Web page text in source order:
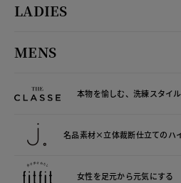
LADIES
MENS
本物を愉しむ、洗練スタイル
名品素材×立体裁断仕立てのハ
女性を足元から元気にする